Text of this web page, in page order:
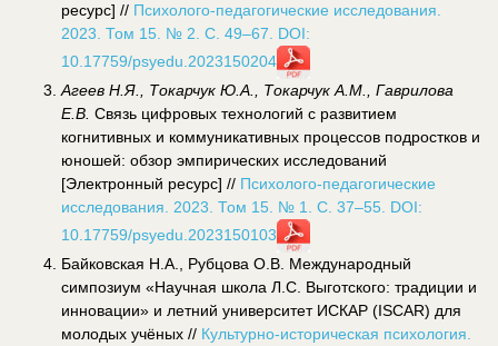
ресурс] // Психолого-педагогические исследования.
2023. Том 15. № 2. С. 49–67. DOI:
10.17759/psyedu.2023150204
Агеев Н.Я., Токарчук Ю.А., Токарчук А.М., Гаврилова
Е.В. Связь цифровых технологий с развитием
когнитивных и коммуникативных процессов подростков и
юношей: обзор эмпирических исследований
[Электронный ресурс] // Психолого-педагогические
исследования. 2023. Том 15. № 1. С. 37–55. DOI:
10.17759/psyedu.2023150103
Байковская Н.А., Рубцова О.В. Международный
симпозиум «Научная школа Л.С. Выготского: традиции и
инновации» и летний университет ИСКАР (ISCAR) для
молодых учёных // Культурно-историческая психология.